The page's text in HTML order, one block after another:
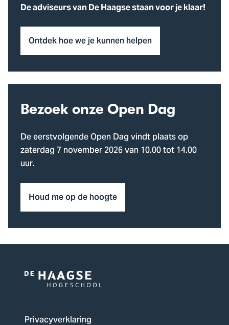
De adviseurs van De Haagse staan voor je klaar!
Ontdek hoe we je kunnen helpen
Bezoek onze Open Dag
De eerstvolgende Open Dag vindt plaats op
zaterdag 7 november 2026 van 10.00 tot 14.00
uur.
Houd me op de hoogte
Logo
De
Privacyverklaring